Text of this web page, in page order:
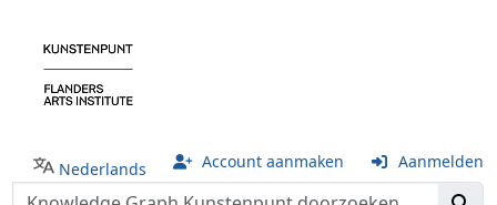
Nederlands Account aanmaken Aanmelden